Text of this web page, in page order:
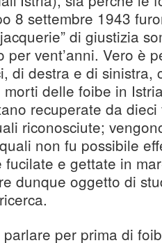
8 settembre 1943
di giustizia
per vent’anni. Vero è
di destra e di sinistra,
morti delle foibe in
recuperate da
riconosciute;
non fu possibile
fucilate e gettate in
dunque oggetto di
per prima di